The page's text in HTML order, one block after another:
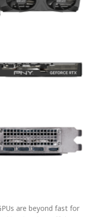
are beyond fast for